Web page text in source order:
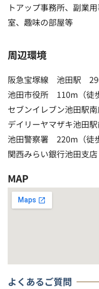
トアップ事務所、副業
室、趣味の部屋等
周辺環境
阪急宝塚線 池田駅
池田市役所 110m（徒
セブンイレブン池田駅
デイリーヤマザキ池田
池田警察署 220m（徒
関西みらい銀行池田支
MAP
よくあるご質問